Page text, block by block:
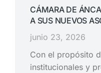
CÁMARA DE
A SUS NUEVOS
junio 23, 2026
Con el propósito
institucionales y